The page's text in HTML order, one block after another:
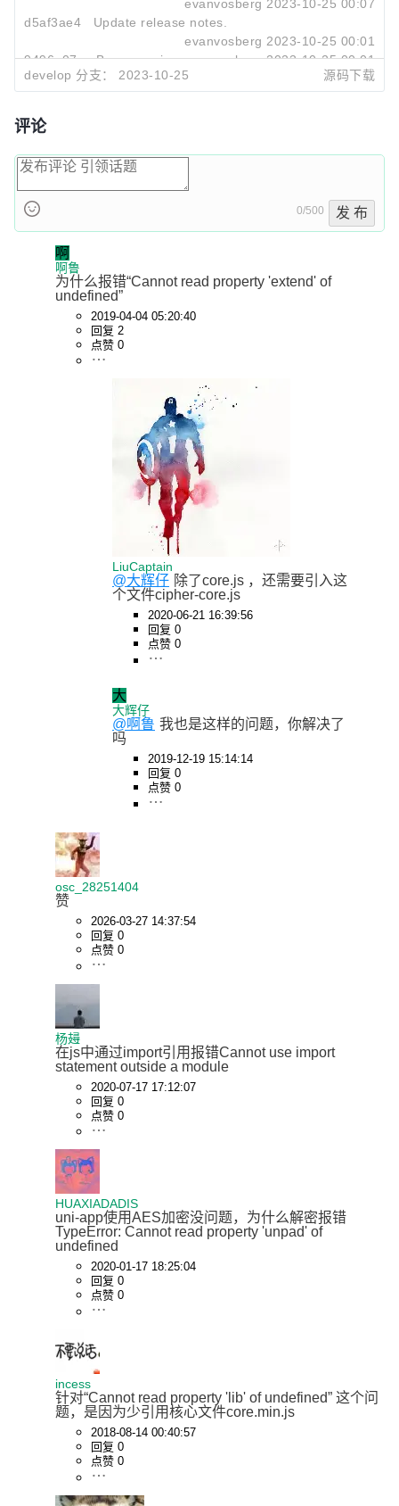
evanvosberg 2023-10-25 00:07
d5af3ae4
Update release notes.
evanvosberg 2023-10-25 00:01
9496e07c
Bump version.evanvosberg 2023-10-25 00:01
develop 分支：
2023-10-25 源码下载
评论
0/500 发 布
啊
啊鲁
为什么报错“Cannot read property 'extend' of
undefined”
2019-04-04 05:20:40
回复 2
点赞 0
LiuCaptain
@大辉仔 除了core.js ，还需要引入这
个文件cipher-core.js
2020-06-21 16:39:56
回复 0
点赞 0
大
大辉仔
@啊鲁 我也是这样的问题，你解决了
吗
2019-12-19 15:14:14
回复 0
点赞 0
osc_28251404
2026-03-27 14:37:54
回复 0
点赞 0
杨攳
在js中通过import引用报错Cannot use import
statement outside a module
2020-07-17 17:12:07
回复 0
点赞 0
HUAXIADADIS
uni-app使用AES加密没问题，为什么解密报错
TypeError: Cannot read property 'unpad' of
undefined
2020-01-17 18:25:04
回复 0
点赞 0
incess
针对“Cannot read property 'lib' of undefined” 这个问
题，是因为少引用核心文件core.min.js
2018-08-14 00:40:57
回复 0
点赞 0